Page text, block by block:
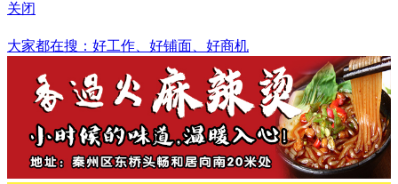
关闭
大家都在搜：好工作、好铺面、好商机